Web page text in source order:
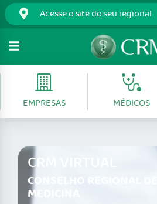
EMPRESAS MÉDICOS
CRM VIRTUAL
CONSELHO REGIONAL DE
MEDICINA